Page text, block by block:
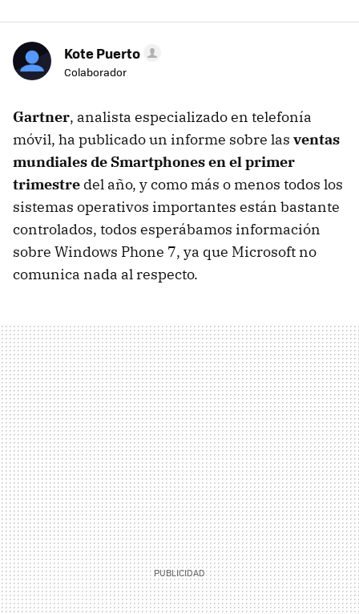
Kote Puerto
Colaborador
Gartner, analista especializado en telefonía
móvil, ha publicado un informe sobre las ventas
mundiales de Smartphones en el primer
trimestre del año, y como más o menos todos los
sistemas operativos importantes están bastante
controlados, todos esperábamos información
sobre Windows Phone 7, ya que Microsoft no
comunica nada al respecto.